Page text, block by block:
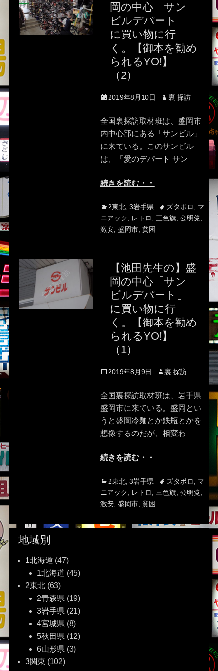
岡の中心「サン
ビルデパート」
に買い物に行
く。【御本を勧め
られるYO!】
（2）
Posted
2019年8月10日 Author
裏 探訪
全国裏探訪取材班は、盛岡市
内中心部にある「サンビル」
に来ている。このサンビル
は、「愛のデパート サン
続きを読む・・
Categories
2東北, 3岩手県 Tagsズタボロ
マ
ニアック
レトロ 三色旗, 公明党,
激安, 盛岡市, 貧困
【池田先生の】盛
岡の中心「サン
ビルデパート」
に買い物に行
く。【御本を勧め
られるYO!】
（1）
Posted
2019年8月9日 Author
裏 探訪
全国裏探訪取材班は、岩手県
盛岡市に来ている。盛岡とい
うと盛岡冷麺とか鉄瓶とかを
想像するのだが、相変わ
続きを読む・・
Categories
2東北, 3岩手県 Tagsズタボロ
マ
ニアック
レトロ 三色旗, 公明党,
激安, 盛岡市, 貧困
地域別
1北海道 (47)
1北海道 (45)
2東北(63)
2青森県 (19)
3岩手県 (21)
4宮城県 (8)
5秋田県 (12)
6山形県 (3)
3関東 (102)